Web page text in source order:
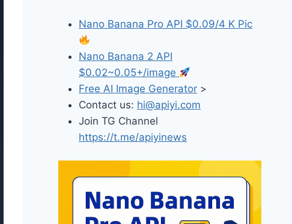
Nano Banana Pro API $0.09/4 K Pic
Nano Banana 2 API
$0.02~0.05+/image
Free AI Image Generator >
Contact us: hi@apiyi.com
Join TG Channel
https://t.me/apiyinews